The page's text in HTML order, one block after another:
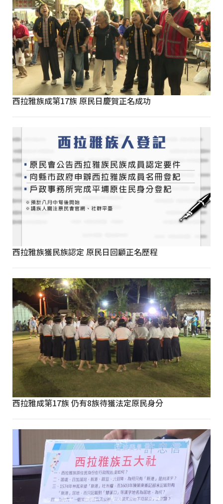
西拉雅族成第17族 原民日慶賀正名成功
西拉雅族獲民族認定 原民日回顧正名歷程
西拉雅成第17族 仍有8族待獲法定原民身分